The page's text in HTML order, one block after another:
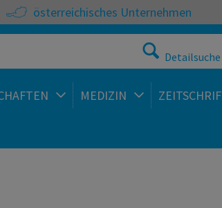
österreichisches Unternehmen
Detailsuche
MEDIZIN